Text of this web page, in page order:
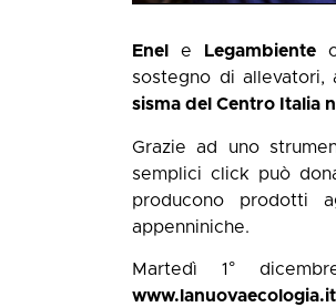
Enel e Legambiente
sostegno di allevatori,
sisma del Centro Italia
Grazie ad uno
semplici click può
producono prodotti
appenniniche.
Martedì 1°
www.lanuovaecologia.it